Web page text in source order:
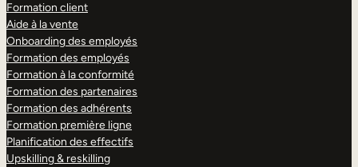
Formation client
Aide à la vente
Onboarding des employés
Formation des employés
Formation à la conformité
Formation des partenaires
Formation des adhérents
Formation première ligne
Planification des effectifs
Upskilling & reskilling